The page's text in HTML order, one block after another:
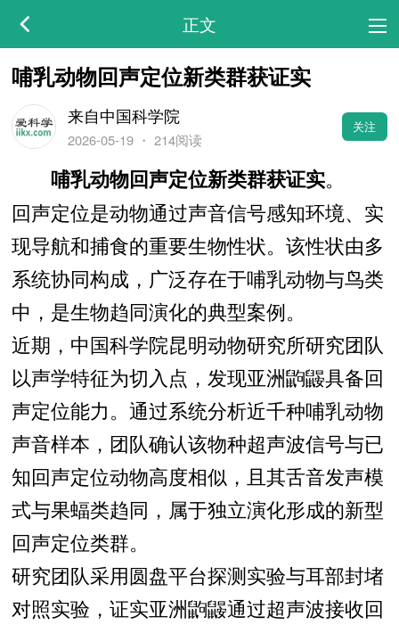
正文
哺乳动物回声定位新类群获证实
来自中国科学院
2026-05-19・ 214阅读
关注
哺乳动物回声定位新类群获证实。
回声定位是动物通过声音信号感知环境、实
现导航和捕食的重要生物性状。该性状由多
系统协同构成，广泛存在于哺乳动物与鸟类
中，是生物趋同演化的典型案例。
近期，中国科学院昆明动物研究所研究团队
以声学特征为切入点，发现亚洲鼩鼹具备回
声定位能力。通过系统分析近千种哺乳动物
声音样本，团队确认该物种超声波信号与已
知回声定位动物高度相似，且其舌音发声模
式与果蝠类趋同，属于独立演化形成的新型
回声定位类群。
研究团队采用圆盘平台探测实验与耳部封堵
对照实验，证实亚洲鼩鼹通过超声波接收回